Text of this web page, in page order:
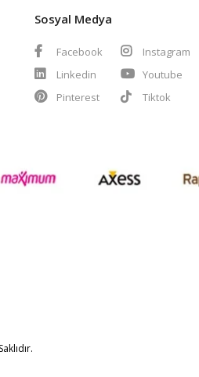
Sosyal Medya
Facebook
Instagram
Linkedin
Youtube
Pinterest
Tiktok